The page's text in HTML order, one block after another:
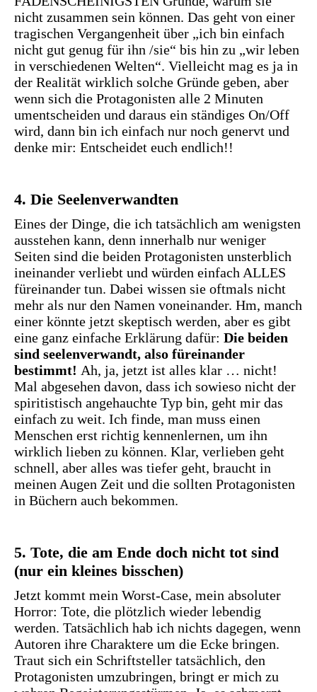
nicht zusammen sein können. Das geht von einer
tragischen Vergangenheit über „ich bin einfach
nicht gut genug für ihn /sie“ bis hin zu „wir leben
in verschiedenen Welten“. Vielleicht mag es ja in
der Realität wirklich solche Gründe geben, aber
wenn sich die Protagonisten alle 2 Minuten
umentscheiden und daraus ein ständiges On/Off
wird, dann bin ich einfach nur noch genervt und
denke mir: Entscheidet euch endlich!!
4. Die Seelenverwandten
Eines der Dinge, die ich tatsächlich am wenigsten
ausstehen kann, denn innerhalb nur weniger
Seiten sind die beiden Protagonisten unsterblich
ineinander verliebt und würden einfach ALLES
füreinander tun. Dabei wissen sie oftmals nicht
mehr als nur den Namen voneinander. Hm, manch
einer könnte jetzt skeptisch werden, aber es gibt
eine ganz einfache Erklärung dafür: Die beiden
sind seelenverwandt, also füreinander
bestimmt! Ah, ja, jetzt ist alles klar … nicht!
Mal abgesehen davon, dass ich sowieso nicht der
spiritistisch angehauchte Typ bin, geht mir das
einfach zu weit. Ich finde, man muss einen
Menschen erst richtig kennenlernen, um ihn
wirklich lieben zu können. Klar, verlieben geht
schnell, aber alles was tiefer geht, braucht in
meinen Augen Zeit und die sollten Protagonisten
in Büchern auch bekommen.
5. Tote, die am Ende doch nicht tot sind
(nur ein kleines bisschen)
Jetzt kommt mein Worst-Case, mein absoluter
Horror: Tote, die plötzlich wieder lebendig
werden. Tatsächlich hab ich nichts dagegen, wenn
Autoren ihre Charaktere um die Ecke bringen.
Traut sich ein Schriftsteller tatsächlich, den
Protagonisten umzubringen, bringt er mich zu